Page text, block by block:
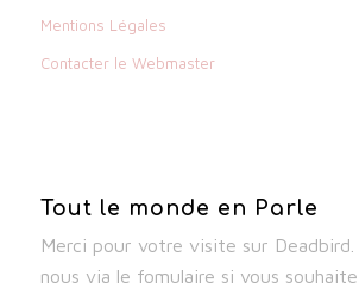
Mentions Légales
Contacter le Webmaster
Tout le monde en Parle
Merci pour votre visite sur
nous via le fomulaire si vous